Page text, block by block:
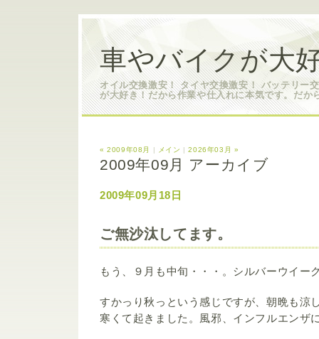
車やバイクが大
オイル交換激安！ タイヤ交換激安！ バッテリー
が大好き！だから作業や仕入れに本気です。だか
« 2009年08月 | メイン |2026年03月 »
2009年09月 アーカイブ
2009年09月18日
ご無沙汰してます。
もう、９月も中旬・・・。シルバーウイー
すかっり秋っという感じですが、朝晩も涼
寒くて起きました。風邪、インフルエンザ